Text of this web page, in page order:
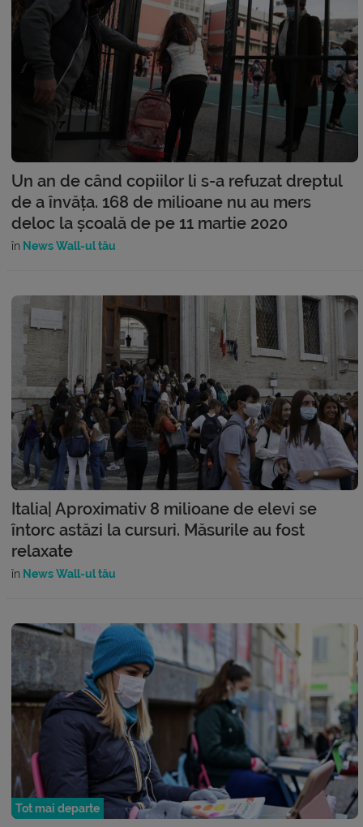
Un an de când copiilor li s-a refuzat dreptul
de a învăța. 168 de milioane nu au mers
deloc la școală de pe 11 martie 2020
în News Wall-ul tău
Italia| Aproximativ 8 milioane de elevi se
întorc astăzi la cursuri. Măsurile au fost
relaxate
în News Wall-ul tău
Tot mai departe